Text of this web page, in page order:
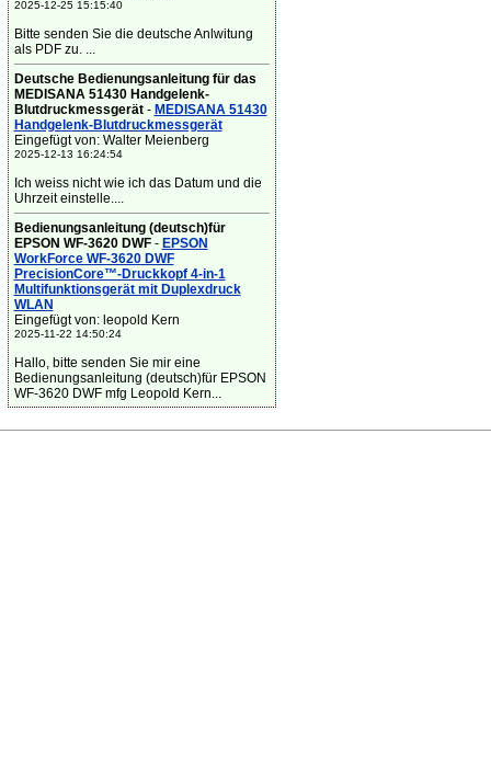
2025-12-25 15:15:40
Bitte senden Sie die deutsche Anlwitung
als PDF zu. ...
Deutsche Bedienungsanleitung für das
MEDISANA 51430 Handgelenk-
Blutdruckmessgerät- MEDISANA 51430
Handgelenk-Blutdruckmessgerät
Eingefügt von: Walter Meienberg
2025-12-13 16:24:54
Ich weiss nicht wie ich das Datum und die
Uhrzeit einstelle....
Bedienungsanleitung (deutsch)für
EPSON WF-3620 DWF- EPSON
WorkForce WF-3620 DWF
PrecisionCore™-Druckkopf 4-in-1
Multifunktionsgerät mit Duplexdruck
WLAN
Eingefügt von: leopold Kern
2025-11-22 14:50:24
Hallo, bitte senden Sie mir eine
Bedienungsanleitung (deutsch)für EPSON
WF-3620 DWF mfg Leopold Kern...